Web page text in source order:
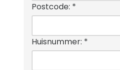
Postcode: *
Huisnummer: *